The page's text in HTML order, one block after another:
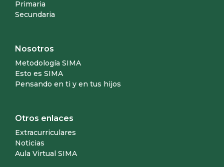
Primaria
Secundaria
Nosotros
Metodología SIMA
Esto es SIMA
Pensando en ti y en tus hijos
Otros enlaces
Extracurriculares
Noticias
Aula Virtual SIMA